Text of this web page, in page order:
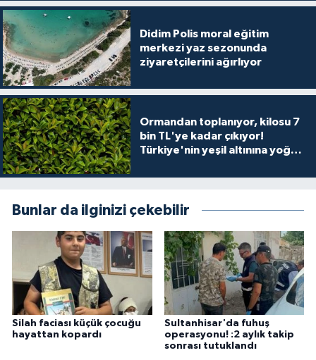
Didim Polis moral eğitim
merkezi yaz sezonunda
ziyaretçilerini ağırlıyor
Ormandan toplanıyor, kilosu 7
bin TL'ye kadar çıkıyor!
Türkiye'nin yeşil altınına yoğun
Bunlar da ilginizi çekebilir
Silah faciası küçük çocuğu
hayattan kopardı
Sultanhisar'da fuhuş
operasyonu! :2 aylık takip
sonrası tutuklandı